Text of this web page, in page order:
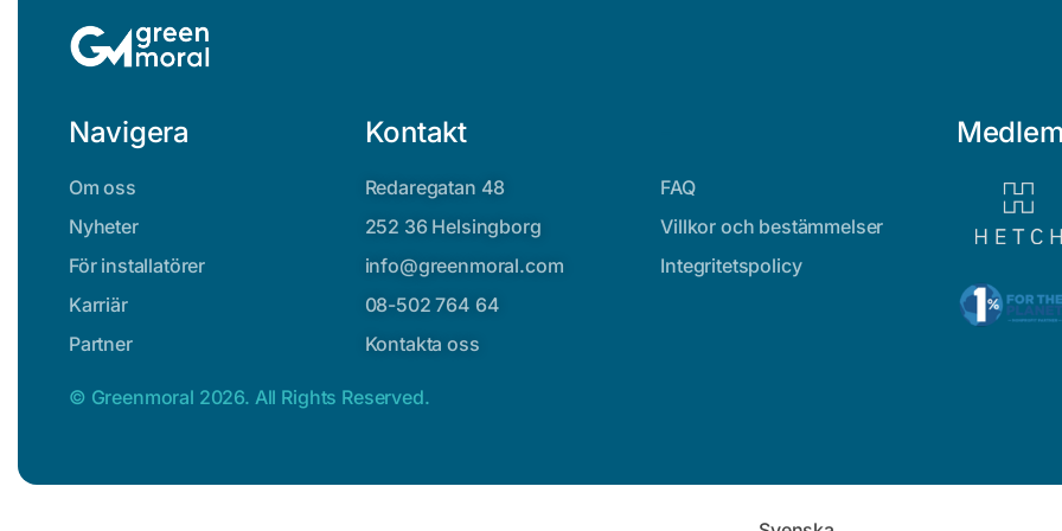
Navigera
Om oss
Nyheter
För installatörer
Karriär
Partner
Kontakt
Redaregatan 48
252 36 Helsingborg
info@greenmoral.com
08-502 764 64
Kontakta oss
FAQ
Villkor och bestämmelser
Integritetspolicy
© Greenmoral 2026. All Rights Reserved.